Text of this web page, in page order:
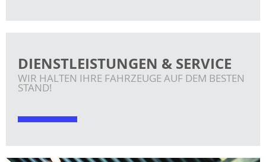
DIENSTLEISTUNGEN & SERVICE
WIR HALTEN IHRE FAHRZEUGE AUF DEM BESTEN
STAND!